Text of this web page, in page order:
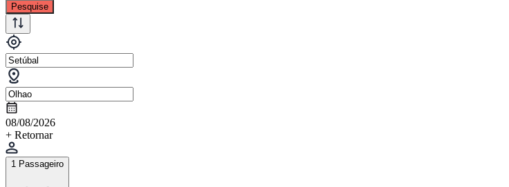
Pesquise
08/08/2026
+ Retornar
1 Passageiro